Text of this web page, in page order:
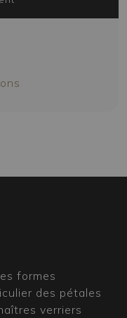
formes
des pétales
verriers